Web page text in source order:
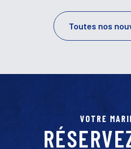
Toutes nos
VOTRE